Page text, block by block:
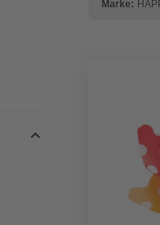
Marke: